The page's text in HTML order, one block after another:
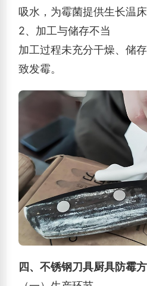
吸水，为霉菌提供生长温床
2、加工与储存不当
加工过程未充分干燥、储
致发霉。
四、不锈钢刀具厨具防霉